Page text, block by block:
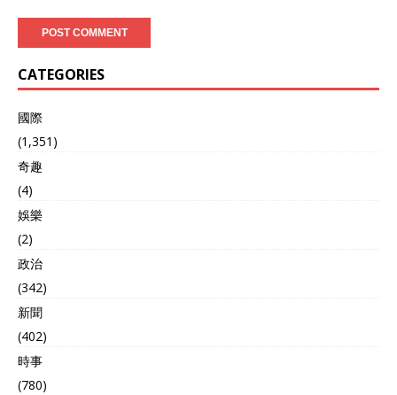
CATEGORIES
國際
(1,351)
奇趣
(4)
娛樂
(2)
政治
(342)
新聞
(402)
時事
(780)